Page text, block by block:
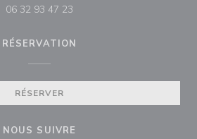
06 32 93 47 23
RÉSERVATION
RÉSERVER
NOUS SUIVRE